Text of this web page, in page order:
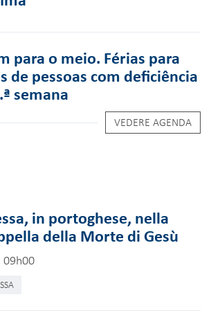
para o meio. Férias para
de pessoas com deficiência
semana
VEDERE AGENDA
in portoghese, nella
della Morte di Gesù
09h00